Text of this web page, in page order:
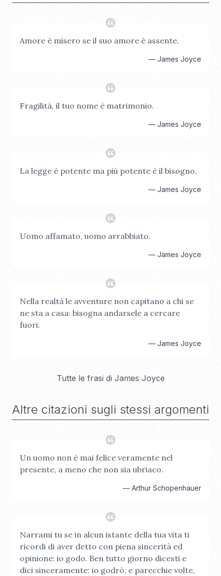
Amore è misero se il suo amore è assente.
— James Joyce
Fragilità, il tuo nome è matrimonio.
— James Joyce
La legge è potente ma più potente è il bisogno.
— James Joyce
Uomo affamato, uomo arrabbiato.
— James Joyce
Nella realtà le avventure non capitano a chi se
ne sta a casa: bisogna andarsele a cercare
fuori.
— James Joyce
Tutte le frasi di James Joyce
Altre citazioni sugli stessi argomenti
Un uomo non è mai felice veramente nel
presente, a meno che non sia ubriaco.
— Arthur Schopenhauer
Narrami tu se in alcun istante della tua vita ti
ricordi di aver detto con piena sincerità ed
opinione: io godo. Ben tutto giorno dicesti e
dici sinceramente: io godrò; e parecchie volte,